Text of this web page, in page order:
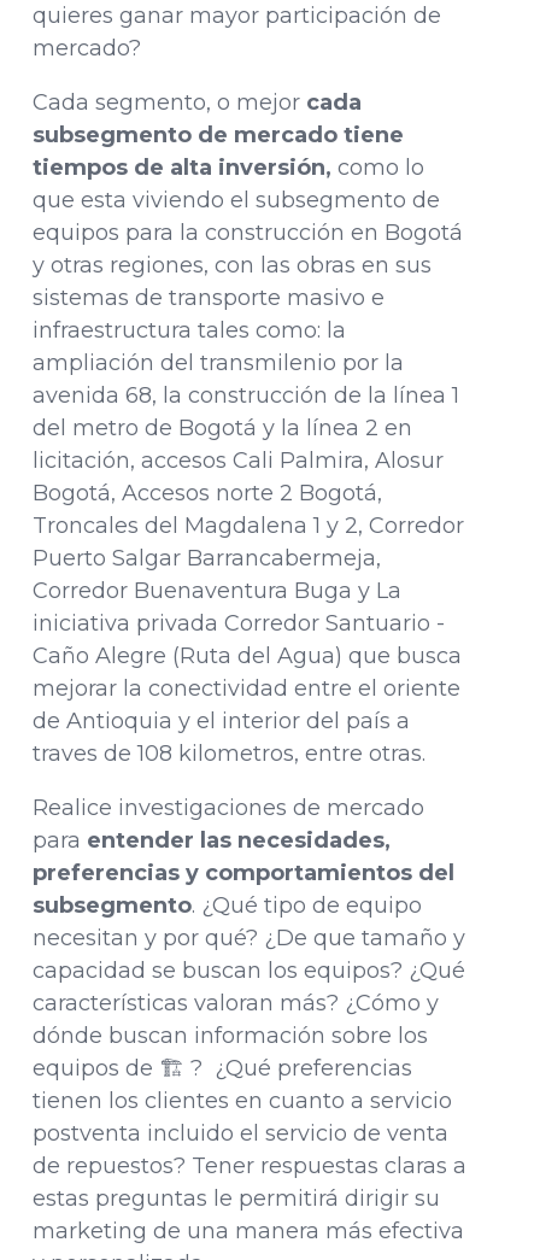
quieres ganar mayor participación de
mercado?
Cada segmento, o mejor cada
subsegmento de mercado tiene
tiempos de alta inversión, como lo
que esta viviendo el subsegmento de
equipos para la construcción en Bogotá
y otras regiones, con las obras en sus
sistemas de transporte masivo e
infraestructura tales como: la
ampliación del transmilenio por la
avenida 68, la construcción de la línea 1
del metro de Bogotá y la línea 2 en
licitación, accesos Cali Palmira, Alosur
Bogotá, Accesos norte 2 Bogotá,
Troncales del Magdalena 1 y 2, Corredor
Puerto Salgar Barrancabermeja,
Corredor Buenaventura Buga y La
iniciativa privada Corredor Santuario -
Caño Alegre (Ruta del Agua) que busca
mejorar la conectividad entre el oriente
de Antioquia y el interior del país a
traves de 108 kilometros, entre otras.
Realice investigaciones de mercado
para entender las necesidades,
preferencias y comportamientos del
subsegmento. ¿Qué tipo de equipo
necesitan y por qué? ¿De que tamaño y
capacidad se buscan los equipos? ¿Qué
características valoran más? ¿Cómo y
dónde buscan información sobre los
equipos de 🏗️ ? ¿Qué preferencias
tienen los clientes en cuanto a servicio
postventa incluido el servicio de venta
de repuestos? Tener respuestas claras a
estas preguntas le permitirá dirigir su
marketing de una manera más efectiva